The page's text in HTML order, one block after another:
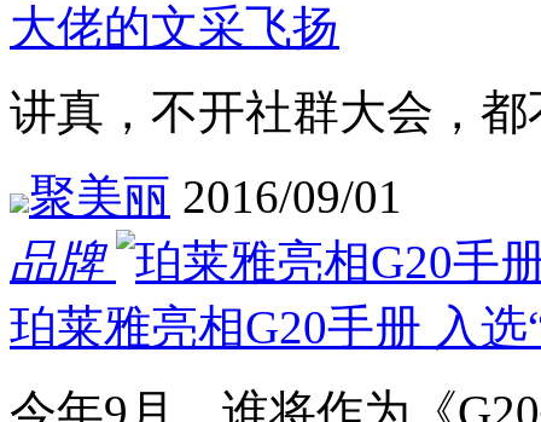
大佬的文采飞扬
讲真，不开社群大会，
聚美丽 2016/09/01
品牌
珀莱雅亮相G20手册 入选